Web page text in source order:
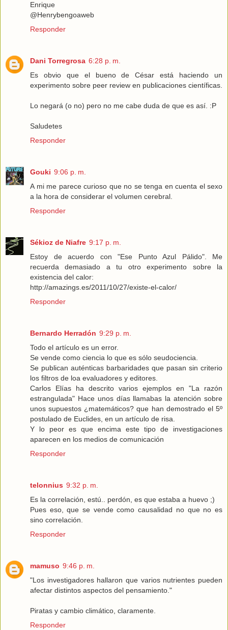
Enrique
@Henrybengoaweb
Responder
Dani Torregrosa 6:28 p. m.
Es obvio que el bueno de César está haciendo un
experimento sobre peer review en publicaciones científicas.
Lo negará (o no) pero no me cabe duda de que es así. :P
Saludetes
Responder
Gouki 9:06 p. m.
A mi me parece curioso que no se tenga en cuenta el sexo
a la hora de considerar el volumen cerebral.
Responder
Sékioz de Niafre 9:17 p. m.
Estoy de acuerdo con "Ese Punto Azul Pálido". Me
recuerda demasiado a tu otro experimento sobre la
existencia del calor:
http://amazings.es/2011/10/27/existe-el-calor/
Responder
Bernardo Herradón 9:29 p. m.
Todo el artículo es un error.
Se vende como ciencia lo que es sólo seudociencia.
Se publican auténticas barbaridades que pasan sin criterio
los filtros de loa evaluadores y editores.
Carlos Elías ha descrito varios ejemplos en "La razón
estrangulada" Hace unos días llamabas la atención sobre
unos supuestos ¿matemáticos? que han demostrado el 5º
postulado de Euclides, en un artículo de risa.
Y lo peor es que encima este tipo de investigaciones
aparecen en los medios de comunicación
Responder
telonnius 9:32 p. m.
Es la correlación, estú.. perdón, es que estaba a huevo ;)
Pues eso, que se vende como causalidad no que no es
sino correlación.
Responder
mamuso 9:46 p. m.
"Los investigadores hallaron que varios nutrientes pueden
afectar distintos aspectos del pensamiento."
Piratas y cambio climático, claramente.
Responder